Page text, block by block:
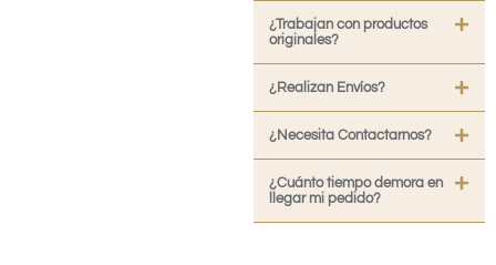
¿Trabajan con productos
originales?
¿Realizan Envíos?
¿Necesita Contactarnos?
¿Cuánto tiempo demora en
llegar mi pedido?